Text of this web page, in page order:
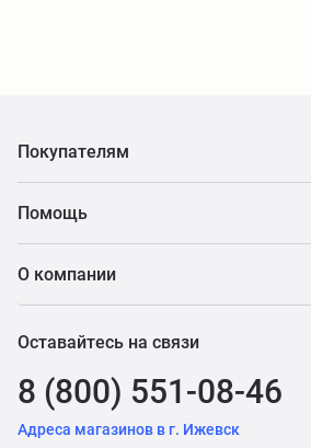
Покупателям
Помощь
О компании
Оставайтесь на связи
8 (800) 551-08-46
Адреса магазинов в г. Ижевск